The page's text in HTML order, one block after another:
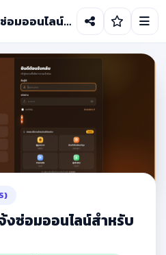
📆 FixHub · ระบบแจ้งซ่อมออนไลน์สำหรับโรงพยาบาล
งซ่อมออนไลน์สำหรับ